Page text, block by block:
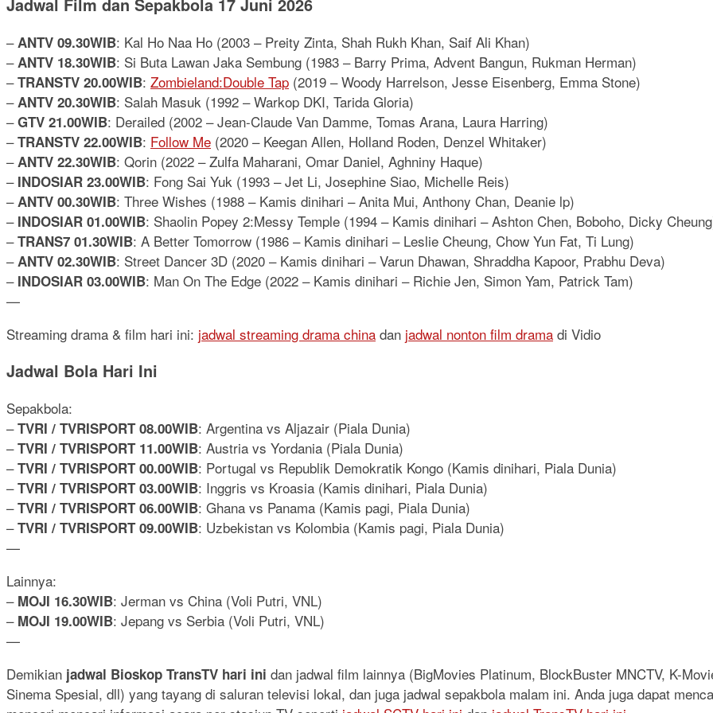
Jadwal Film dan Sepakbola 17 Juni 2026
–ANTV 09.30WIB: Kal Ho Naa Ho (2003 – Preity Zinta, Shah Rukh Khan, Saif Ali Khan)
–ANTV 18.30WIB: Si Buta Lawan Jaka Sembung (1983 – Barry Prima, Advent Bangun, Rukman Herman)
–TRANSTV 20.00WIB: Zombieland:Double Tap (2019 – Woody Harrelson, Jesse Eisenberg, Emma Stone)
–ANTV 20.30WIB: Salah Masuk (1992 – Warkop DKI, Tarida Gloria)
–GTV 21.00WIB: Derailed (2002 – Jean-Claude Van Damme, Tomas Arana, Laura Harring)
–TRANSTV 22.00WIB: Follow Me (2020 – Keegan Allen, Holland Roden, Denzel Whitaker)
–ANTV 22.30WIB: Qorin (2022 – Zulfa Maharani, Omar Daniel, Aghniny Haque)
– INDOSIAR 23.00WIB: Fong Sai Yuk (1993 – Jet Li, Josephine Siao, Michelle Reis)
–ANTV 00.30WIB: Three Wishes (1988 – Kamis dinihari – Anita Mui, Anthony Chan, Deanie lp)
– INDOSIAR 01.00WIB: Shaolin Popey 2:Messy Temple (1994 – Kamis dinihari – Ashton Chen, Boboho, Dicky
–TRANS7 01.30WIB: A Better Tomorrow (1986 – Kamis dinihari – Leslie Cheung, Chow Yun Fat, Ti Lung)
–ANTV 02.30WIB: Street Dancer 3D (2020 – Kamis dinihari – Varun Dhawan, Shraddha Kapoor, Prabhu Deva)
– INDOSIAR 03.00WIB: Man On The Edge (2022 – Kamis dinihari – Richie Jen, Simon Yam, Patrick Tam)
—
Streaming drama & film hari ini: jadwal streaming drama china dan jadwal nonton film drama di Vidio
Jadwal Bola Hari Ini
Sepakbola:
–TVRI / TVRISPORT 08.00WIB: Argentina vs Aljazair (Piala Dunia)
–TVRI / TVRISPORT 11.00WIB: Austria vs Yordania (Piala Dunia)
–TVRI / TVRISPORT 00.00WIB: Portugal vs Republik Demokratik Kongo (Kamis dinihari, Piala Dunia)
–TVRI / TVRISPORT 03.00WIB: Inggris vs Kroasia (Kamis dinihari, Piala Dunia)
–TVRI / TVRISPORT 06.00WIB: Ghana vs Panama (Kamis pagi, Piala Dunia)
–TVRI / TVRISPORT 09.00WIB: Uzbekistan vs Kolombia (Kamis pagi, Piala Dunia)
—
Lainnya:
– MOJI 16.30WIB: Jerman vs China (Voli Putri, VNL)
– MOJI 19.00WIB: Jepang vs Serbia (Voli Putri, VNL)
—
Demikian jadwal Bioskop TransTV hari ini dan jadwal film lainnya (BigMovies Platinum, BlockBuster MNCTV, K-
Sinema Spesial, dll) yang tayang di saluran televisi lokal, dan juga jadwal sepakbola malam ini. Anda juga dapat